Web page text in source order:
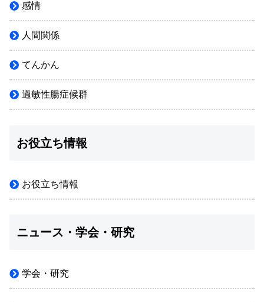
感情
人間関係
てんかん
過敏性腸症候群
お役立ち情報
お役立ち情報
ニュース・学会・研究
学会・研究